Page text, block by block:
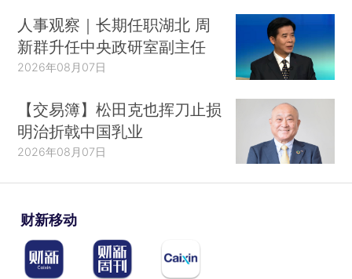
人事观察｜长期任职湖北 周
新群升任中央政研室副主任
2026年08月07日
【交易簿】松田克也挥刀止损
明治折戟中国乳业
2026年08月07日
财新移动